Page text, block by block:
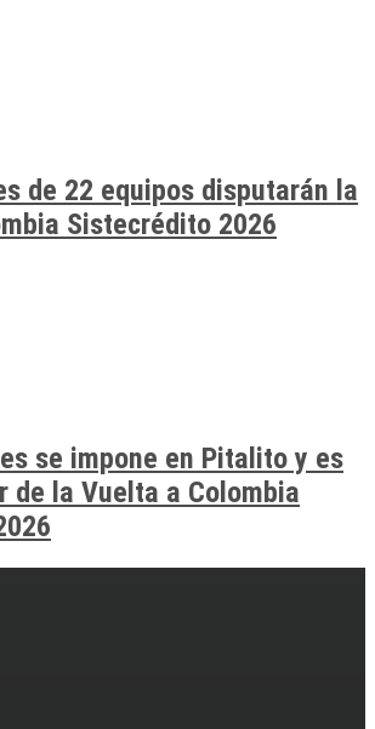
de 22 equipos disputarán la
Sistecrédito 2026
se impone en Pitalito y es
de la Vuelta a Colombia